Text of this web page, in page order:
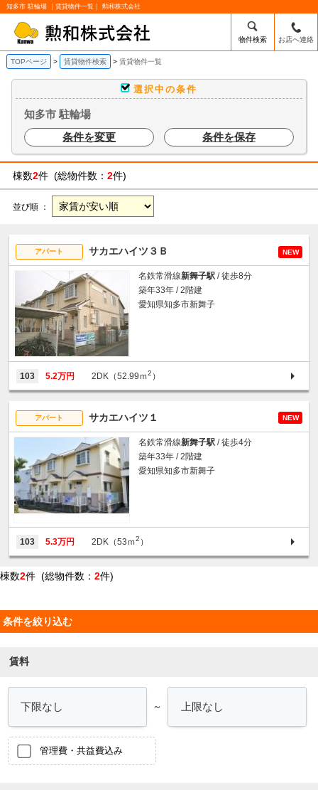
知多市 駐輪場 ｜賃貸物件一覧｜ 勲和株式会社
物件検索 お店へ連絡
TOPページ 賃貸物件検索 賃貸物件一覧
選択中の条件
知多市 駐輪場
条件を変更
条件を保存
棟数2件 (総物件数： 2件)
並び順 ：
アパート サカエハイツ３Ｂ NEW
名鉄常滑線新舞子駅 / 徒歩8分
築年33年 / 2階建
愛知県知多市新舞子
103 5.2万円 2DK（52.99ｍ2 ）
アパート サカエハイツ１ NEW
名鉄常滑線新舞子駅 / 徒歩4分
築年33年 / 2階建
愛知県知多市新舞子
103 5.3万円 2DK（53ｍ2 ）
棟数2件 (総物件数： 2件)
条件を絞り込む
賃料
～
管理費・共益費込み